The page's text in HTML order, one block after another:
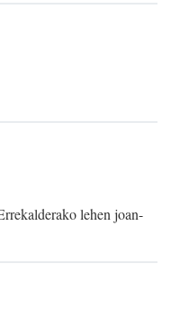
lehen joan-